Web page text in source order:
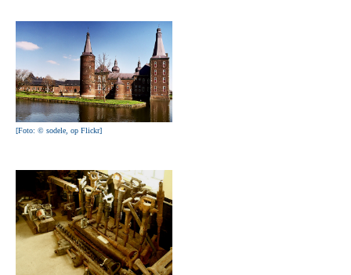
[Foto: © sodele, op Flickr]